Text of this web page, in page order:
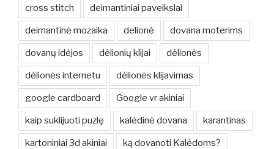
cross stitch deimantiniai paveikslai
deimantinė mozaika delionė dovana moterims
dovanų idėjos dėlionių klijai dėlionės
dėlionės internetu dėlionės klijavimas
google cardboard Google vr akiniai
kaip suklijuoti puzlę kalėdinė dovana karantinas
kartoniniai 3d akiniai ką dovanoti Kalėdoms?